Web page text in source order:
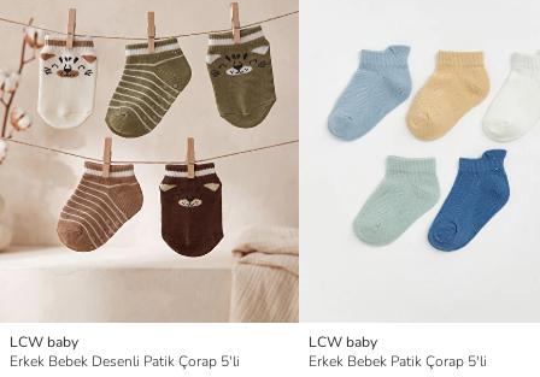
LCW baby
Erkek Bebek Desenli Patik Çorap 5'li
LCW baby
Erkek Bebek Patik Çorap 5'li